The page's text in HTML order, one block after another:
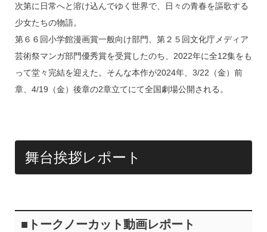
次第に日常へと溶け込んでゆく世界で、日々の青春を謳歌する
少女たちの物語。
第６６回小学館漫画賞一般向け部門、第２５回文化庁メディア
芸術祭マンガ部門優秀賞を受賞したのち、2022年に全12集をも
って堂々完結を迎えた。そんな本作が2024年、3/22（金）前
章、4/19（金）後章の2章立てにて全国劇場公開される。
舞台挨拶レポート
■トークノーカット動画レポート